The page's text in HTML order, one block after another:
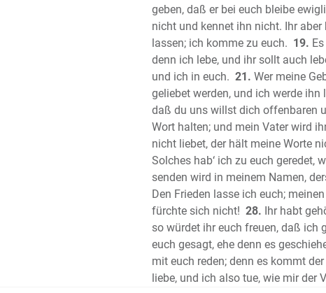
geben, daß er bei euch bleibe
nicht und kennet ihn nicht. Ihr
lassen; ich komme zu euch. 19.
denn ich lebe, und ihr sollt auch
und ich in euch. 21. Wer meine
geliebet werden, und ich werde
daß du uns willst dich offenbaren
Wort halten; und mein Vater wird
nicht liebet, der hält meine Worte
Solches hab‘ ich zu euch geredet,
senden wird in meinem Namen,
Den Frieden lasse ich euch;
fürchte sich nicht! 28. Ihr habt
so würdet ihr euch freuen, daß ich
euch gesagt, ehe denn es
mit euch reden; denn es kommt
liebe, und ich also tue, wie mir der